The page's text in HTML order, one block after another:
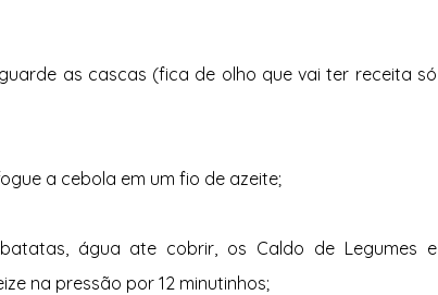
as cascas (fica de olho que vai ter receita só
a cebola em um fio de azeite;
água ate cobrir, os Caldo de Legumes e
na pressão por 12 minutinhos;